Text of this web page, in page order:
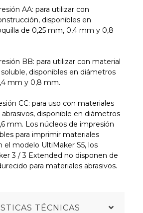
AA: para utilizar con
disponibles en
de 0,25 mm, 0,4 mm y 0,8
BB: para utilizar con material
disponibles en diámetros
mm y 0,8 mm.
CC: para uso con materiales
disponible en diámetros
mm. Los núcleos de impresión
para imprimir materiales
el modelo UltiMaker S5, los
3 / 3 Extended no disponen de
para materiales abrasivos.
TÉCNICAS